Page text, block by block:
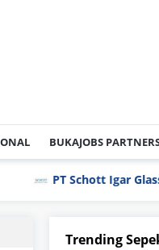
BUKAJOBS
Schott Igar Glass
Trending